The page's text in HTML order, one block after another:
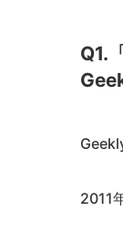
Q1.
2011